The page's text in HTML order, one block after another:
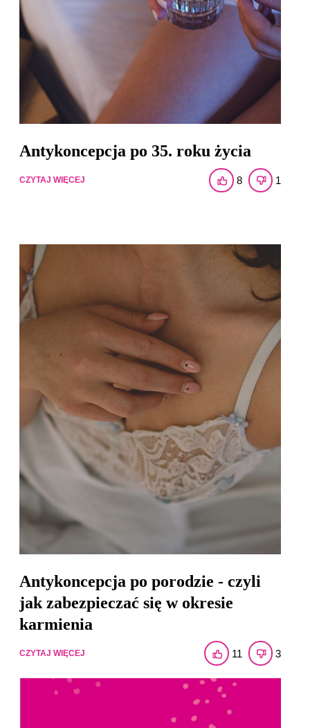
Antykoncepcja po 35. roku życia
CZYTAJ WIĘCEJ 8 1
Antykoncepcja po porodzie - czyli
jak zabezpieczać się w okresie
karmienia
CZYTAJ WIĘCEJ 11 3